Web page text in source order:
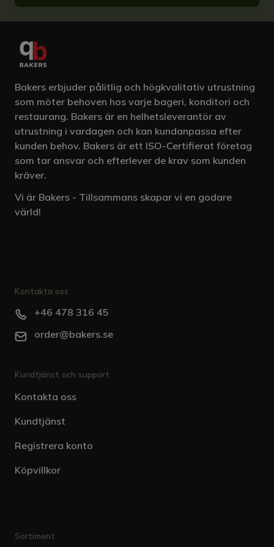
Bakers erbjuder pålitlig och högkvalitativ utrustning
som möter behoven hos varje bageri, konditori och
restaurang. Bakers är en helhetsleverantör av
utrustning i vardagen och kan kundanpassa efter
kunden behov. Bakers är ett ISO-Certifierat företag
som tar ansvar och efterlever de krav som kunden
kräver.
Vi är Bakers - Tillsammans skapar vi en godare
värld!
Kontakta oss
+46 478 316 45
order@bakers.se
Kundtjänst och support
Kontakta oss
Kundtjänst
Registrera konto
Köpvillkor
Sortiment